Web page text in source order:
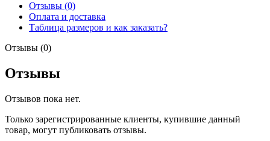
Отзывы (0)
Оплата и доставка
Таблица размеров и как заказать?
Отзывы (0)
Отзывы
Отзывов пока нет.
Только зарегистрированные клиенты, купившие данный
товар, могут публиковать отзывы.